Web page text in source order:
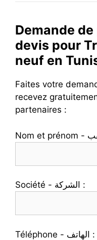
Demande
devis pour
neuf en
Faites votre
recevez
partenaires :
Société - الشركة :
Téléphone - الهاتف :